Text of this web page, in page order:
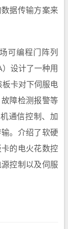
据传输方案来
可编程门阵列
）设计了一种用
板卡对下伺服电
障检测报警等
通信控制、加
。介绍了软硬
的电火花数控
控制以及伺服